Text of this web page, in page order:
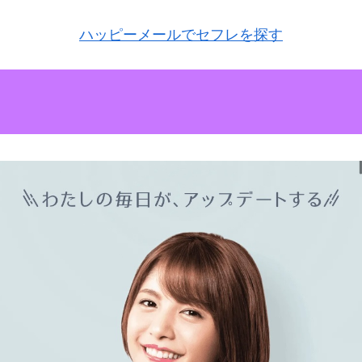
ハッピーメールでセフレを探す